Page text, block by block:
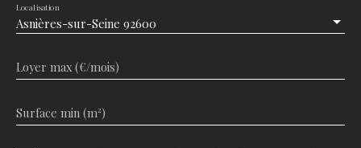
Asnières-sur-Seine 92600
Localisation
Loyer max (€/mois)
Surface min (m²)